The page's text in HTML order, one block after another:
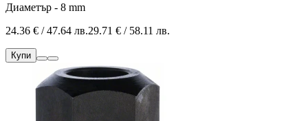
Диаметър - 8 mm
24.36 € / 47.64 лв.29.71 € / 58.11 лв.
Купи